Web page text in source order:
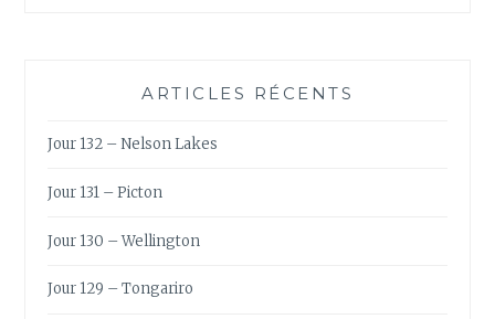
ARTICLES RÉCENTS
Jour 132 – Nelson Lakes
Jour 131 – Picton
Jour 130 – Wellington
Jour 129 – Tongariro